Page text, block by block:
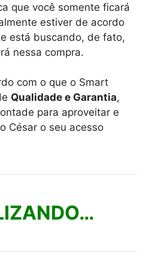
que você somente ficará
estiver de acordo
está buscando, de fato,
nessa compra.
com o que o Smart
Qualidade e Garantia,
para aproveitar e
César o seu acesso